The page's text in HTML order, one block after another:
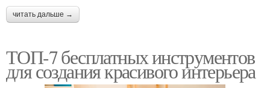
читать дальше →
ТОП-7 бесплатных инструментов
для создания красивого интерьера